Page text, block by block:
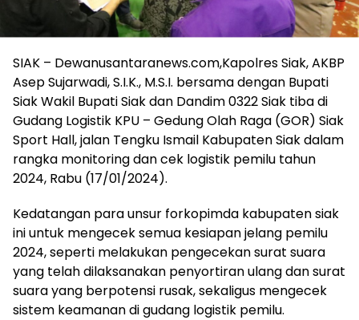
SIAK – Dewanusantaranews.com,Kapolres Siak, AKBP
Asep Sujarwadi, S.I.K., M.S.I. bersama dengan Bupati
Siak Wakil Bupati Siak dan Dandim 0322 Siak tiba di
Gudang Logistik KPU – Gedung Olah Raga (GOR) Siak
Sport Hall, jalan Tengku Ismail Kabupaten Siak dalam
rangka monitoring dan cek logistik pemilu tahun
2024, Rabu (17/01/2024).
Kedatangan para unsur forkopimda kabupaten siak
ini untuk mengecek semua kesiapan jelang pemilu
2024, seperti melakukan pengecekan surat suara
yang telah dilaksanakan penyortiran ulang dan surat
suara yang berpotensi rusak, sekaligus mengecek
sistem keamanan di gudang logistik pemilu.